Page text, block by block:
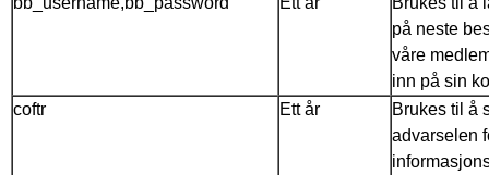
på neste
våre
inn på sin
coftr
Ett år
Brukes til å
advarselen